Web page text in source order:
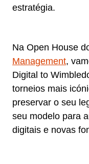
estratégia.
Na Open House
Management,
Digital to
torneios mais
preservar o seu
seu modelo para
digitais e novas